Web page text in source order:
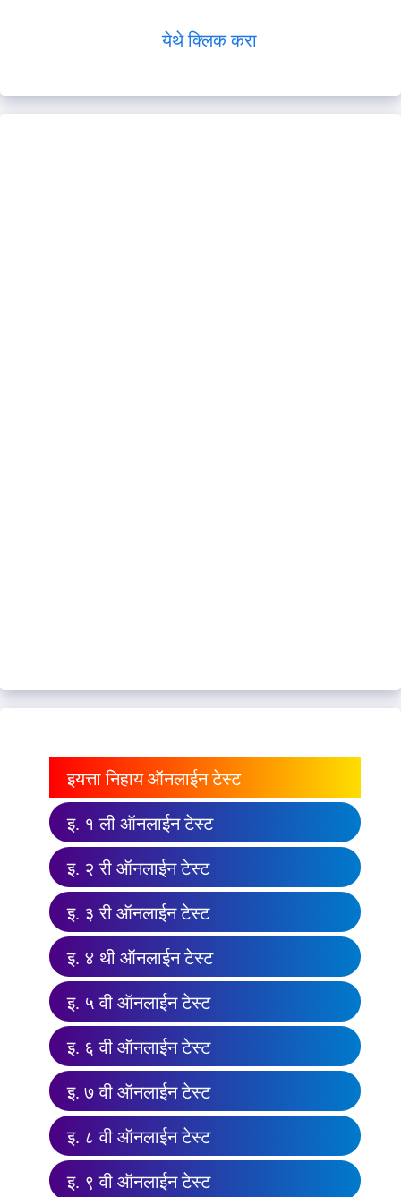
येथे क्लिक करा
इयत्ता निहाय ऑनलाईन टेस्ट
इ. १ ली ऑनलाईन टेस्ट
इ. २ री ऑनलाईन टेस्ट
इ. ३ री ऑनलाईन टेस्ट
इ. ४ थी ऑनलाईन टेस्ट
इ. ५ वी ऑनलाईन टेस्ट
इ. ६ वी ऑनलाईन टेस्ट
इ. ७ वी ऑनलाईन टेस्ट
इ. ८ वी ऑनलाईन टेस्ट
इ. ९ वी ऑनलाईन टेस्ट